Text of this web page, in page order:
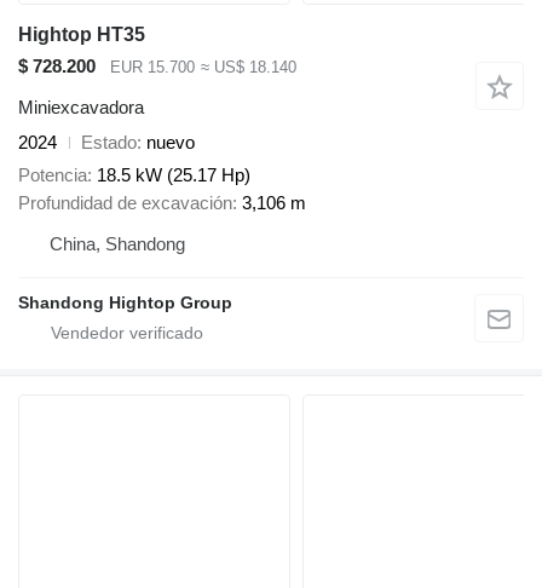
Hightop HT35
$ 728.200
EUR 15.700 ≈ US$ 18.140
Miniexcavadora
2024
Estado nuevo
Potencia 18.5 kW (25.17 Hp)
Profundidad de excavación 3,106 m
China, Shandong
Shandong Hightop Group